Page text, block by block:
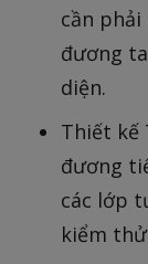
cần
đương
diện.
Thiết kế
đương
các lớp
kiểm